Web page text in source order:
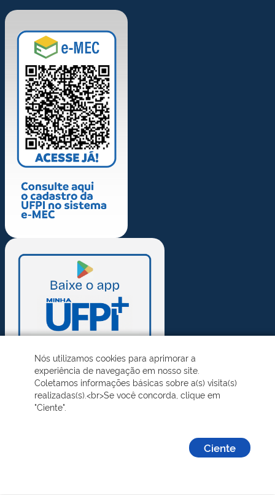
Nós utilizamos cookies para aprimorar a
experiência de navegação em nosso site.
Coletamos informações básicas sobre a(s) visita(s)
realizadas(s).<br>Se você concorda, clique em
"Ciente".
Ciente